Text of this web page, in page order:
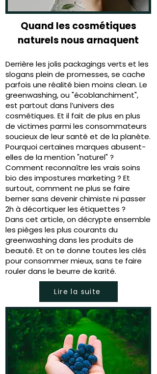
Quand les cosmétiques
naturels nous arnaquent
Derrière les jolis packagings verts et les
slogans plein de promesses, se cache
parfois une réalité bien moins clean. Le
greenwashing, ou "écoblanchiment",
est partout dans l’univers des
cosmétiques. Et il fait de plus en plus
de victimes parmi les consommateurs
soucieux de leur santé et de la planète.
Pourquoi certaines marques abusent-
elles de la mention "naturel" ?
Comment reconnaître les vrais soins
bio des impostures marketing ? Et
surtout, comment ne plus se faire
berner sans devenir chimiste ni passer
2h à décortiquer les étiquettes ?
Dans cet article, on décrypte ensemble
les pièges les plus courants du
greenwashing dans les produits de
beauté. Et on te donne toutes les clés
pour consommer mieux, sans te faire
rouler dans le beurre de karité.
Lire la suite